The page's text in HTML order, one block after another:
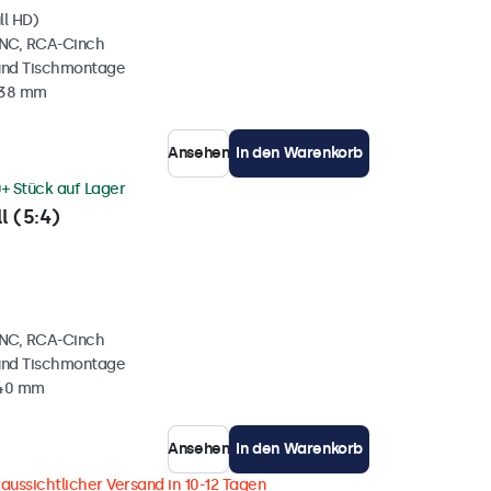
HD)
RCA-Cinch
Tischmontage
mm
Ansehen In den Warenkorb
(5:4)
Stück auf Lager
RCA-Cinch
Tischmontage
mm
Ansehen In den Warenkorb
Versand in 10-12 Tagen